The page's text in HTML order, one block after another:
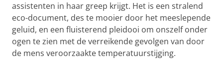
assistenten in haar greep krijgt. Het is een stralend
eco-document, des te mooier door het meeslepende
geluid, en een fluisterend pleidooi om onszelf onder
ogen te zien met de verreikende gevolgen van door
de mens veroorzaakte temperatuurstijging.